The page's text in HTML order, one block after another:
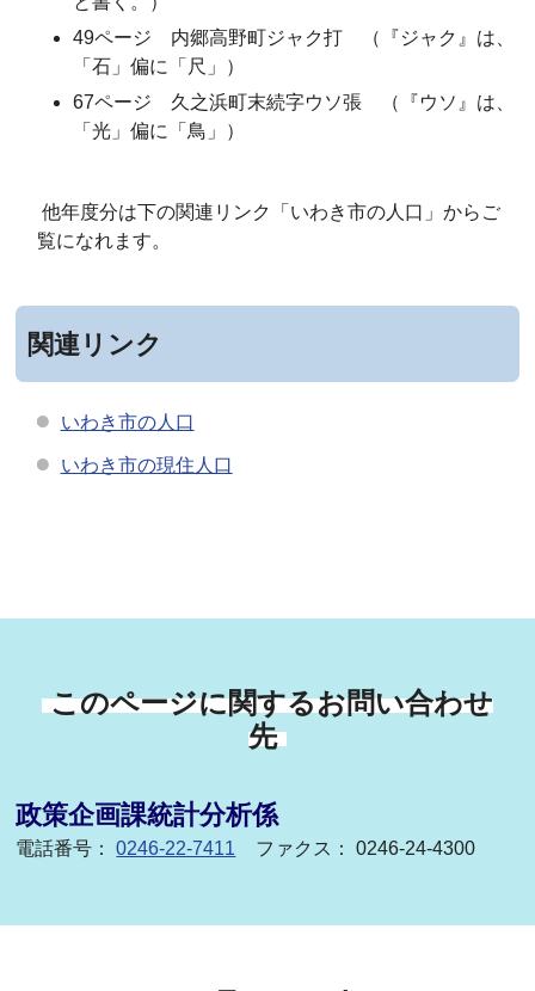
49ページ 内郷高野町ジャク打 （『ジャク』は、
「石」偏に「尺」）
67ページ 久之浜町末続字ウソ張 （『ウソ』は、
「光」偏に「鳥」）
他年度分は下の関連リンク「いわき市の人口」からご
覧になれます。
関連リンク
いわき市の人口
いわき市の現住人口
このページに関するお問い合わせ
先
政策企画課統計分析係
電話番号：0246-22-7411 ファクス： 0246-24-4300